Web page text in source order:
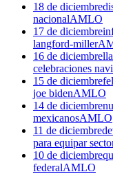
18 de diciembre
nacionalAMLO
17 de diciembre
langford-miller
16 de diciembre
celebraciones
15 de diciembre
joe bidenAMLO
14 de diciembre
mexicanosAMLO
11 de diciembre
para equipar
10 de diciembre
federalAMLO